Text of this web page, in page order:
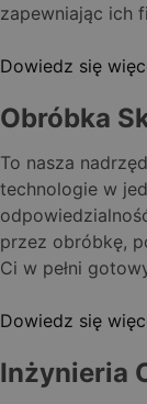
zapewniając ich
Dowiedz się
Obróbka
To nasza
technologie w
przez obróbkę,
Ci w pełni
Dowiedz się
Inżynieria